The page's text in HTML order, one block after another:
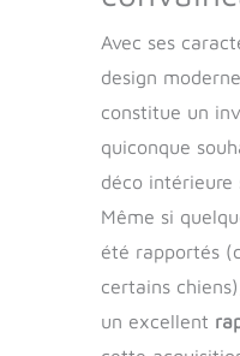
Avec ses
design
constitue un
quiconque
déco intérieure
Même si
été rapportés
certains
un excellent